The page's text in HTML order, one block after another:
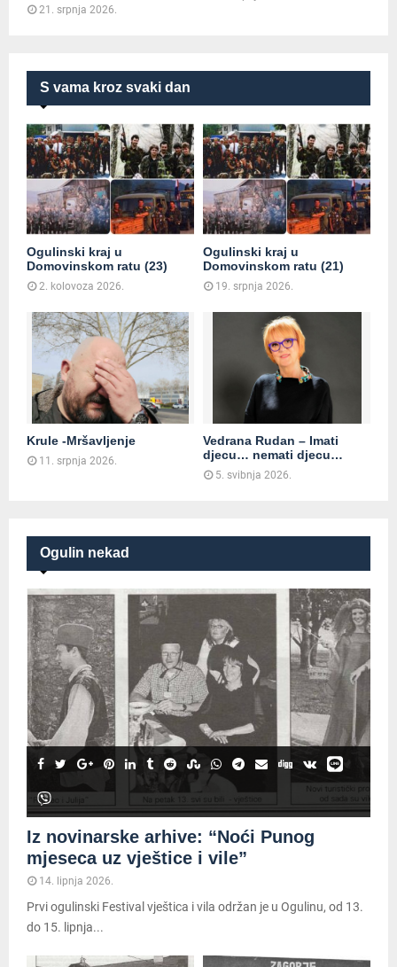
S vama kroz svaki dan
Ogulinski kraj u
Domovinskom ratu (23)
2. kolovoza 2026.
Ogulinski kraj u
Domovinskom ratu (21)
19. srpnja 2026.
Krule -Mršavljenje
11. srpnja 2026.
Vedrana Rudan – Imati
djecu… nemati djecu…
5. svibnja 2026.
Ogulin nekad
Iz novinarske arhive: “Noći Punog
mjeseca uz vještice i vile”
14. lipnja 2026.
Prvi ogulinski Festival vještica i vila održan je u Ogulinu, od 13.
do 15. lipnja...
21. srpnja 2026.